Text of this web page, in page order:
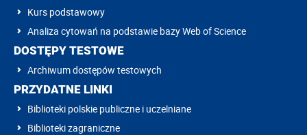
Kurs podstawowy
Analiza cytowań na podstawie bazy Web of Science
DOSTĘPY TESTOWE
Archiwum dostępów testowych
PRZYDATNE LINKI
Biblioteki polskie publiczne i uczelniane
Biblioteki zagraniczne